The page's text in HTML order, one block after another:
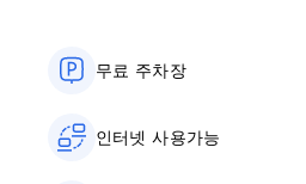
험하기 위해 당일 여행을 떠나려면
트되어 공용 기숙사부터 욕실이 딸
공용 공간, 우수한 서비스 및 무료
이 포함되어 있습니다.
무료 주차장
인터넷 사용가능